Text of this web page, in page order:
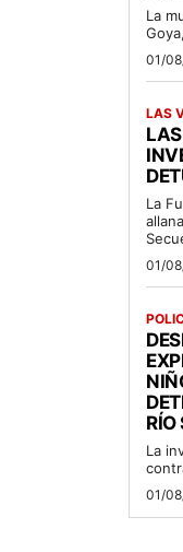
La
01/
LAS
La
01/
RÍO
La
01/